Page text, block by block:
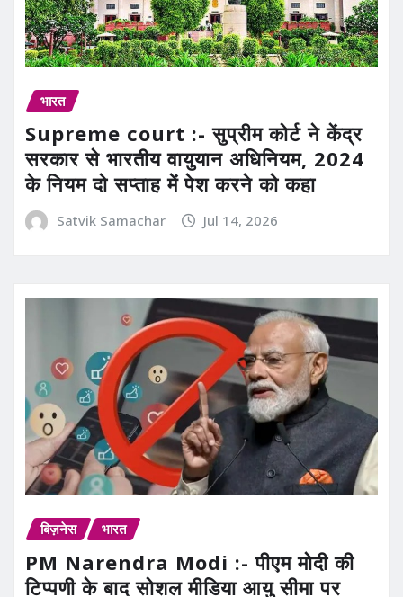
भारत
Supreme court :- सुप्रीम कोर्ट ने केंद्र
सरकार से भारतीय वायुयान अधिनियम, 2024
के नियम दो सप्ताह में पेश करने को कहा
Satvik Samachar Jul 14, 2026
बिज़नेस भारत
PM Narendra Modi :- पीएम मोदी की
टिप्पणी के बाद सोशल मीडिया आयु सीमा पर